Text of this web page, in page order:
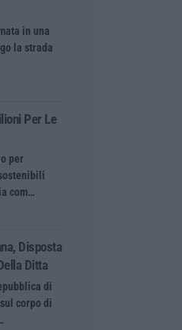
in una
la strada
Per Le
per
com…
Disposta
Ditta
di
corpo di